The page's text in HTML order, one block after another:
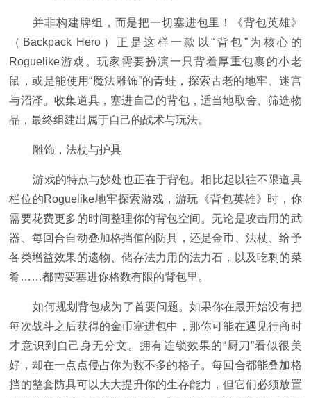
并非构建牌组，而是把一切塞进包里！《背包英雄》
（Backpack Hero）正是这样一款以“背包”为核心的
Roguelike游戏。玩家需要扮演一只背着厚重包裹的小老
鼠，或是能使用“魔法雕饰”的青蛙，探索古老的地牢、迷宫
与沼泽。收集道具，塞进自己的背包，适当地取舍、筛选物
品，最终组建出属于自己的战术与玩法。
雕饰，法杖与护具
游戏的特点与妙处也正在于背包。相比起以往不限道具
栏位的Roguelike地牢探索游戏，游玩《背包英雄》时，你
需要花费更多的时间整理你的背包空间。无论是攻击用的武
器、每回合自动叠加格挡值的防具，还是金币、法杖、给予
各类增益效果的遗物、储存法力用的法力石，以及吃剩的菜
肴……都需要塞进你格数有限的背包里。
如何规划背包成为了首要问题。如果你在最开始没有把
每次战斗之后获得的金币塞进包中，那你可能在遇见行商时
才意识到自己身无分文。拥有连锁效果的“厨刀”看似很美
好，却在一点点侵占你为数不多的格子。每回合都能叠加格
挡的整套防具可以大大提升你的生存能力，但它们必须放置